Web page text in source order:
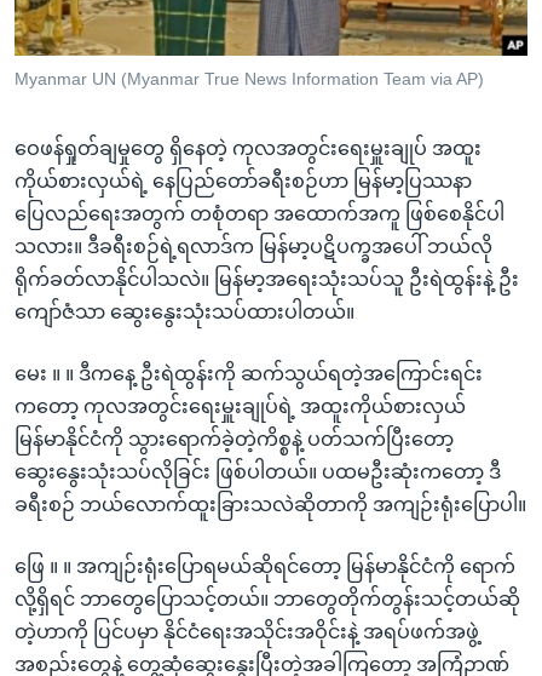
သို့
ကျော်
ကြည့်
ရှာဖွေ
ရန်
နေရာ
သို့
ကျော်
ရန်
ဗွီအိုအေ လူမှုကွန်ယက်များ
ဘာသာစကားများ
Myanmar UN (Myanmar True News Information Team via AP)
ဝေဖန်ရှုတ်ချမှုတွေ ရှိနေတဲ့ ကုလအတွင်းရေးမှူးချုပ် အထူး
ကိုယ်စားလှယ်ရဲ့ နေပြည်တော်ခရီးစဉ်ဟာ မြန်မာ့ပြဿနာ
ပြေလည်ရေးအတွက် တစုံတရာ အထောက်အကူ ဖြစ်စေနိုင်ပါ
သလား။ ဒီခရီးစဉ်ရဲ့ရလာဒ်က မြန်မာ့ပဋိပက္ခအပေါ် ဘယ်လို
ရိုက်ခတ်လာနိုင်ပါသလဲ။ မြန်မာ့အရေးသုံးသပ်သူ ဦးရဲထွန်းနဲ့ ဦး
ကျော်ဇံသာ ဆွေးနွေးသုံးသပ်ထားပါတယ်။
မေး ။ ။ ဒီကနေ့ ဦးရဲထွန်းကို ဆက်သွယ်ရတဲ့အကြောင်းရင်း
ကတော့ ကုလအတွင်းရေးမှူးချုပ်ရဲ့ အထူးကိုယ်စားလှယ်
မြန်မာနိုင်ငံကို သွားရောက်ခဲ့တဲ့ကိစ္စနဲ့ ပတ်သက်ပြီးတော့
ဆွေးနွေးသုံးသပ်လိုခြင်း ဖြစ်ပါတယ်။ ပထမဦးဆုံးကတော့ ဒီ
ခရီးစဉ် ဘယ်လောက်ထူးခြားသလဲဆိုတာကို အကျဉ်းရုံးပြောပါ။
ဖြေ ။ ။ အကျဉ်းရုံးပြောရမယ်ဆိုရင်တော့ မြန်မာနိုင်ငံကို ရောက်
လို့ရှိရင် ဘာတွေပြောသင့်တယ်။ ဘာတွေတိုက်တွန်းသင့်တယ်ဆို
တဲ့ဟာကို ပြင်ပမှာ နိုင်ငံရေးအသိုင်းအဝိုင်းနဲ့ အရပ်ဖက်အဖွဲ့
အစည်းတွေနဲ့ တွေ့ဆုံဆွေးနွေးပြီးတဲ့အခါကြတော့ အကြံဉာဏ်